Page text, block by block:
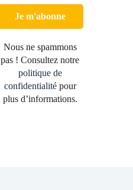
Nous ne spammons
pas ! Consultez notre
politique de
confidentialitépour
plus d’informations.